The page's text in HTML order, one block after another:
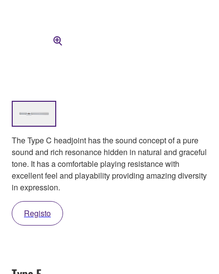
The Type C headjoint has the sound concept of a pure
sound and rich resonance hidden in natural and graceful
tone. It has a comfortable playing resistance with
excellent feel and playability providing amazing diversity
in expression.
Registo